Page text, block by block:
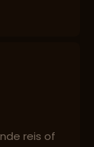
reis of